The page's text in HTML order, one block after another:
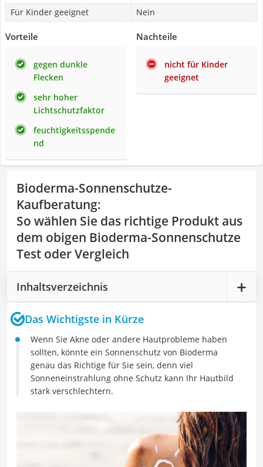
Für Kinder geeignet
Nein
Vorteile
gegen dunkle
Flecken
sehr hoher
Lichtschutzfaktor
feuchtigkeitsspende
nd
Nachteile
nicht für Kinder
geeignet
Bioderma-Sonnenschutze-
Kaufberatung:
So wählen Sie das richtige Produkt aus
dem obigen Bioderma-Sonnenschutze
Test oder Vergleich
Inhaltsverzeichnis
Das Wichtigste in Kürze
Wenn Sie Akne oder andere Hautprobleme haben
sollten, könnte ein Sonnenschutz von Bioderma
genau das Richtige für Sie sein, denn viel
Sonneneinstrahlung ohne Schutz kann Ihr Hautbild
stark verschlechtern.